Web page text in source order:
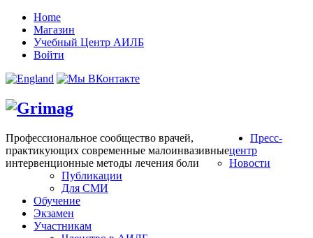
Home
Магазин
Учебный Центр АИЛБ
Войти
Профессиональное сообщество врачей,
практикующих современные малоинвазивные
интервенционные методы лечения боли
Пресс-
центр
Новости
Публикации
Для СМИ
Обучение
Экзамен
Участникам